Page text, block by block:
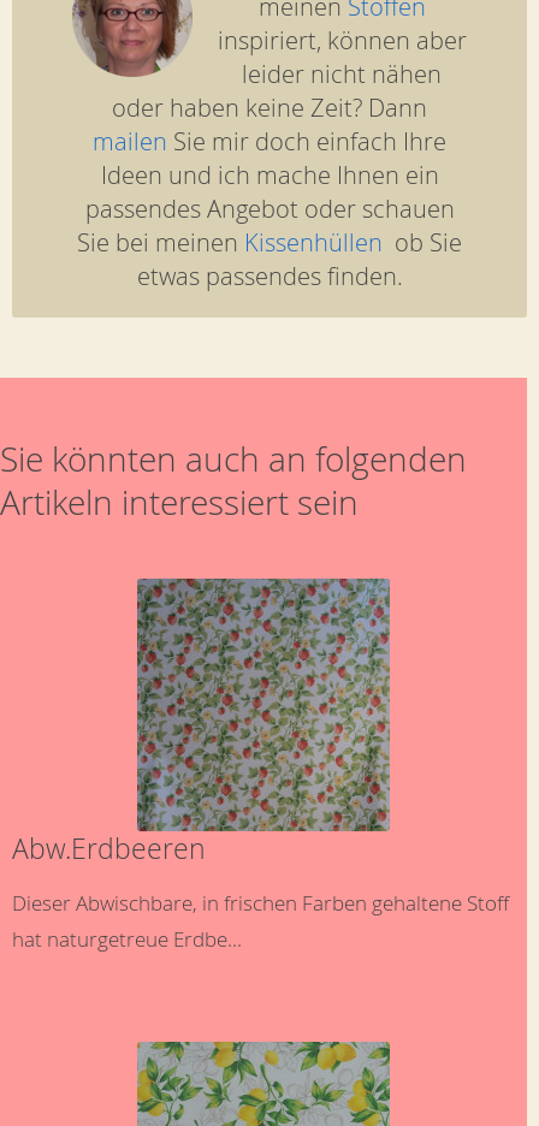
meinen Stoffen
inspiriert, können aber
leider nicht nähen
oder haben keine Zeit? Dann
mailen Sie mir doch einfach Ihre
Ideen und ich mache Ihnen ein
passendes Angebot oder schauen
Sie bei meinen Kissenhüllen ob Sie
etwas passendes finden.
Sie könnten auch an folgenden
Artikeln interessiert sein
Abw.Erdbeeren
Dieser Abwischbare, in frischen Farben gehaltene Stoff
hat naturgetreue Erdbe...